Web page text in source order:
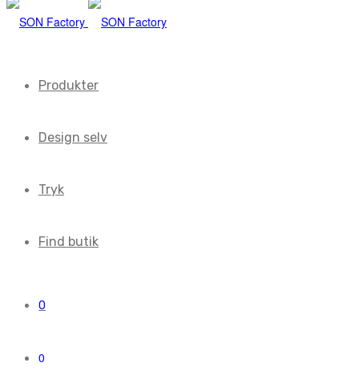
Produkter
Design selv
Tryk
Find butik
0
0